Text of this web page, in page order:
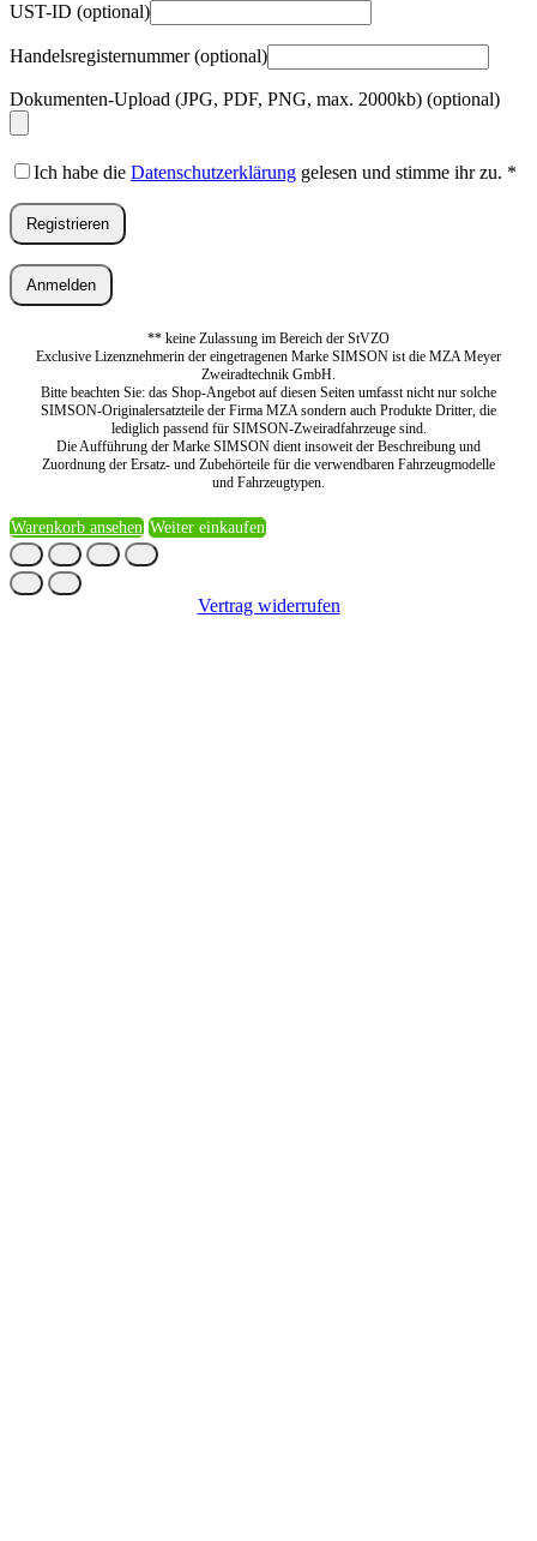
UST-ID (optional)
Handelsregisternummer(optional)
Dokumenten-Upload (JPG, PDF, PNG, max. 2000kb) (optional)
Ich habe die Datenschutzerklärung gelesen und stimme ihr zu. *
Registrieren
Anmelden
** keine Zulassung im Bereich der StVZO
Exclusive Lizenznehmerin der eingetragenen Marke SIMSON ist die MZA Meyer
Zweiradtechnik GmbH.
Bitte beachten Sie: das Shop-Angebot auf diesen Seiten umfasst nicht nur solche
SIMSON-Originalersatzteile der Firma MZA sondern auch Produkte Dritter, die
lediglich passend für SIMSON-Zweiradfahrzeuge sind.
Die Aufführung der Marke SIMSON dient insoweit der Beschreibung und
Zuordnung der Ersatz- und Zubehörteile für die verwendbaren Fahrzeugmodelle
und Fahrzeugtypen.
Warenkorb ansehen Weiter einkaufen
Vertrag widerrufen